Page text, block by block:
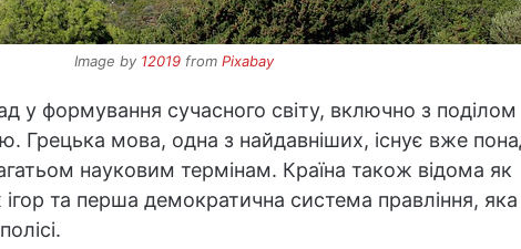
Image by 12019 from Pixabay
у формування сучасного світу, включно з поділом
Грецька мова, одна з найдавніших, існує вже
науковим термінам. Країна також відома як
ігор та перша демократична система правління,